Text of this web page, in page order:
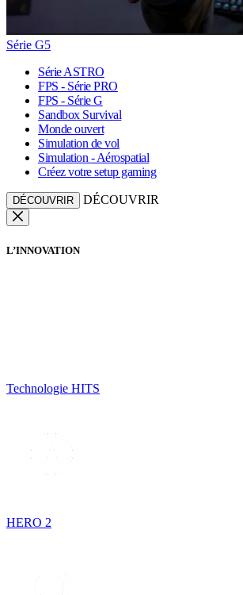
Série G5
Série ASTRO
FPS - Série PRO
FPS - Série G
Sandbox Survival
Monde ouvert
Simulation de vol
Simulation - Aérospatial
Créez votre setup gaming
DÉCOUVRIR DÉCOUVRIR
L’INNOVATION
Technologie HITS
HERO 2